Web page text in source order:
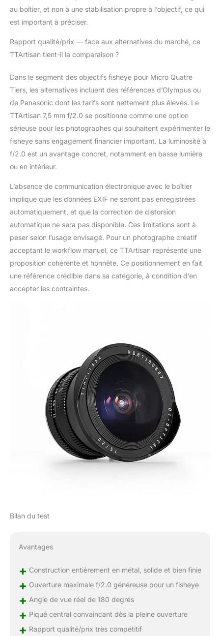
au boîtier, et non à une stabilisation propre à l’objectif, ce qui
est important à préciser.
Rapport qualité/prix — face aux alternatives du marché, ce
TTArtisan tient-il la comparaison ?
Dans le segment des objectifs fisheye pour Micro Quatre
Tiers, les alternatives incluent des références d’Olympus ou
de Panasonic dont les tarifs sont nettement plus élevés. Le
TTArtisan 7,5 mm f/2.0 se positionne comme une option
sérieuse pour les photographes qui souhaitent expérimenter le
fisheye sans engagement financier important. La luminosité à
f/2.0 est un avantage concret, notamment en basse lumière
ou en intérieur.
L’absence de communication électronique avec le boîtier
implique que les données EXIF ne seront pas enregistrées
automatiquement, et que la correction de distorsion
automatique ne sera pas disponible. Ces limitations sont à
peser selon l’usage envisagé. Pour un photographe créatif
acceptant le workflow manuel, ce TTArtisan représente une
proposition cohérente et honnête. Ce positionnement en fait
une référence crédible dans sa catégorie, à condition d’en
accepter les contraintes.
Bilan du test
Avantages
+ Construction entièrement en métal, solide et bien finie
+ Ouverture maximale f/2.0 généreuse pour un fisheye
+ Angle de vue réel de 180 degrés
+ Piqué central convaincant dès la pleine ouverture
+ Rapport qualité/prix très compétitif